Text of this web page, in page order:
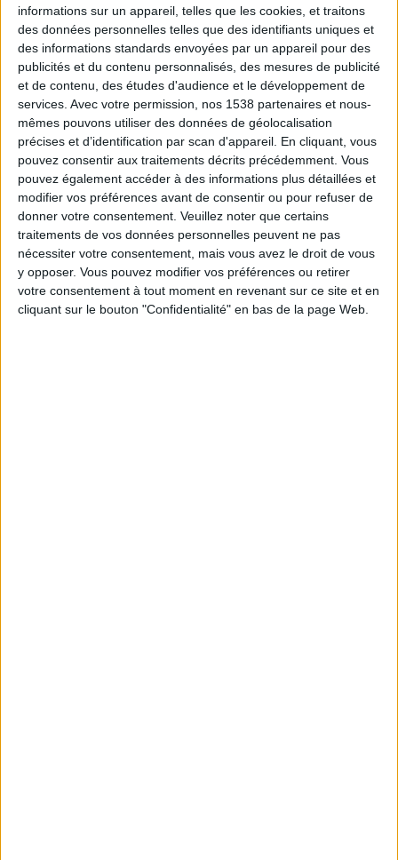
informations sur un appareil, telles que les cookies, et traitons
des données personnelles telles que des identifiants uniques et
des informations standards envoyées par un appareil pour des
publicités et du contenu personnalisés, des mesures de publicité
et de contenu, des études d'audience et le développement de
services. Avec votre permission, nos 1538 partenaires et nous-
mêmes pouvons utiliser des données de géolocalisation
précises et d’identification par scan d'appareil. En cliquant, vous
pouvez consentir aux traitements décrits précédemment. Vous
pouvez également accéder à des informations plus détaillées et
modifier vos préférences avant de consentir ou pour refuser de
donner votre consentement. Veuillez noter que certains
traitements de vos données personnelles peuvent ne pas
nécessiter votre consentement, mais vous avez le droit de vous
y opposer. Vous pouvez modifier vos préférences ou retirer
votre consentement à tout moment en revenant sur ce site et en
cliquant sur le bouton "Confidentialité" en bas de la page Web.